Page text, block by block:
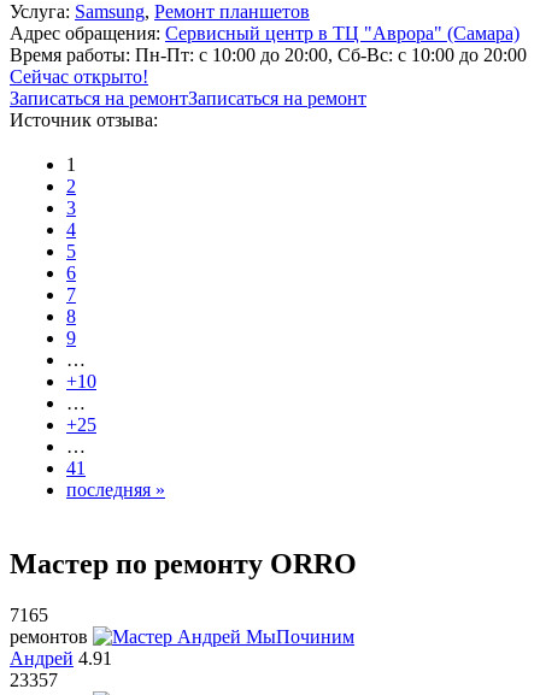
Услуга: Samsung, Ремонт планшетов
Адрес обращения: Сервисный центр в ТЦ "Аврора" (Самара)
Время работы: Пн-Пт: с 10:00 до 20:00, Сб-Вс: с 10:00 до 20:00
Сейчас открыто!
Записаться на ремонтЗаписаться на ремонт
Источник отзыва:
1
2
3
4
5
6
7
8
9
…
+10
…
+25
…
41
последняя »
Мастер по ремонту ORRO
7165
ремонтов
Андрей 4.91
23357